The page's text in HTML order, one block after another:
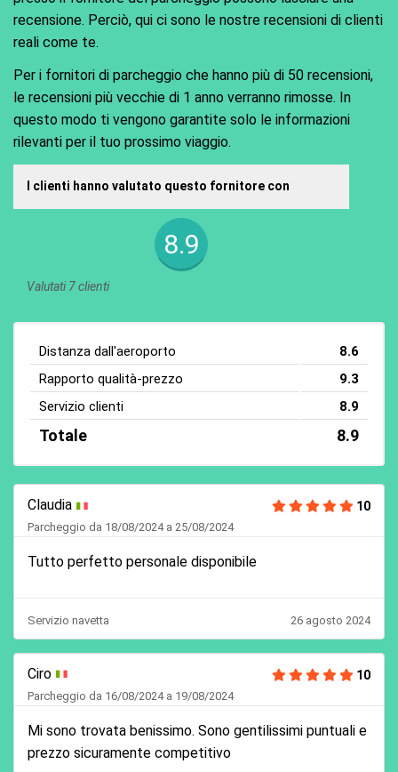
recensione. Perciò, qui ci sono le nostre recensioni di clienti
reali come te.
Per i fornitori di parcheggio che hanno più di 50 recensioni,
le recensioni più vecchie di 1 anno verranno rimosse. In
questo modo ti vengono garantite solo le informazioni
rilevanti per il tuo prossimo viaggio.
I clienti hanno valutato questo fornitore con
8.9
Valutati 7 clienti
Distanza dall'aeroporto
8.6
Rapporto qualità-prezzo
9.3
Servizio clienti
8.9
Totale 8.9
Claudia 10
Parcheggio da 18/08/2024 a 25/08/2024
Tutto perfetto personale disponibile
Servizio navetta 26 agosto 2024
Ciro 10
Parcheggio da 16/08/2024 a 19/08/2024
Mi sono trovata benissimo. Sono gentilissimi puntuali e
prezzo sicuramente competitivo